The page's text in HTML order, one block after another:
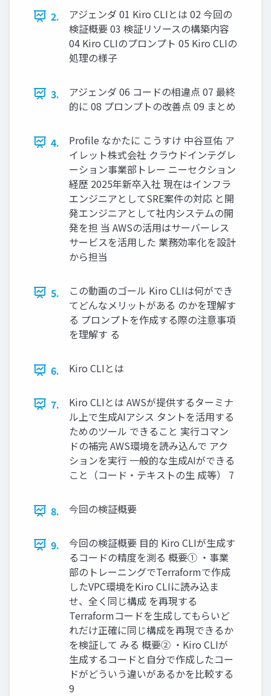
2.
アジェンダ 01 Kiro CLIとは 02 今回の
検証概要 03 検証リソースの構築内容
04 Kiro CLIのプロンプト 05 Kiro CLIの
処理の様子
3.
アジェンダ 06 コードの相違点 07 最終
的に 08 プロンプトの改善点 09 まとめ
4.
Profile なかたに こうすけ 中谷亘佑 ア
イレット株式会社 クラウドインテグレ
ーション事業部トレー ニーセクション
経歴 2025年新卒入社 現在はインフラ
エンジニアとしてSRE案件の対応 と開
発エンジニアとして社内システムの開
発を担 当 AWSの活用はサーバーレス
サービスを活用した 業務効率化を設計
から担当
5.
この動画のゴール Kiro CLIは何ができ
てどんなメリットがある のかを理解す
る プロンプトを作成する際の注意事項
を理解す る
6. Kiro CLIとは
7.
Kiro CLIとは AWSが提供するターミナ
ル上で生成AIアシス タントを活用する
ためのツール できること 実行コマン
ドの補完 AWS環境を読み込んで アク
ションを実行 一般的な生成AIができる
こと（コード・テキストの生 成等） 7
8. 今回の検証概要
9.
今回の検証概要 目的 Kiro CLIが生成す
るコードの精度を測る 概要① ・事業
部のトレーニングでTerraformで作成
したVPC環境をKiro CLIに読み込ま
せ、全く同じ構成 を再現する
Terraformコードを生成してもらいど
れだけ正確に同じ構成を再現できるか
を検証して みる 概要② ・Kiro CLIが
生成するコードと自分で作成したコー
ドがどういう違いがあるかを比較する
9